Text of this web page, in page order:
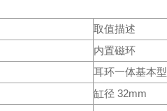
取值描述
内置磁环
耳环一体基本型
缸径 32mm